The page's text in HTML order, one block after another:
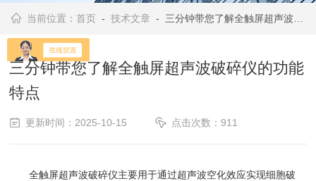
当前位置：首页 -技术文章 - 三分钟带您了解全触屏超声波破碎仪的功能特点
三分钟带您了解全触屏超声波破碎仪的功能
特点
更新时间：2025-10-15 点击次数：911
全触屏超声波破碎仪主要用于通过超声波空化效应实现细胞破